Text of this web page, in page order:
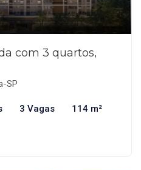
com 3 quartos,
SP
3 Vagas 114 m²